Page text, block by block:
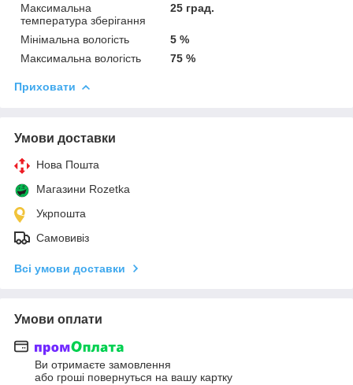
Максимальна
температура зберігання
25 град.
Мінімальна вологість
5 %
Максимальна вологість
75 %
Приховати
Умови доставки
Нова Пошта
Магазини Rozetka
Укрпошта
Самовивіз
Всі умови доставки
Умови оплати
Ви отримаєте замовлення
або гроші повернуться на вашу картку